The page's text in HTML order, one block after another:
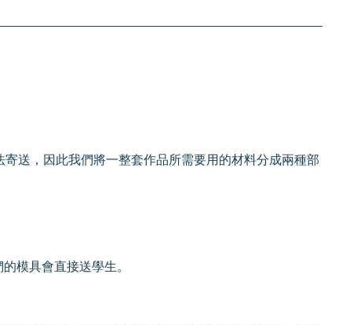
送，因此我們將一整套作品所需要用的材料分成兩種部
模具會直接送學生。